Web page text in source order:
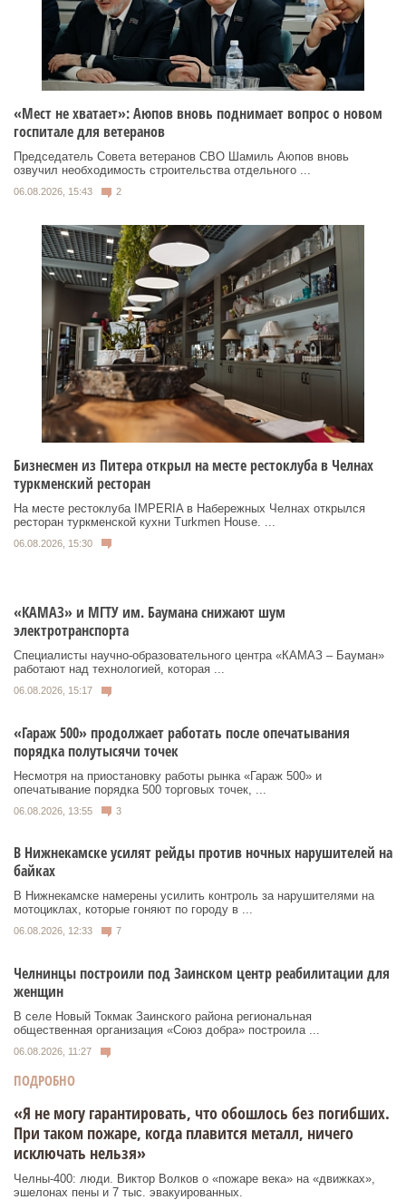
«Мест не хватает»: Аюпов вновь поднимает вопрос о новом
госпитале для ветеранов
Председатель Совета ветеранов СВО Шамиль Аюпов вновь
озвучил необходимость строительства отдельного ...
06.08.2026, 15:43 2
Бизнесмен из Питера открыл на месте рестоклуба в Челнах
туркменский ресторан
На месте рестоклуба IMPERIA в Набережных Челнах открылся
ресторан туркменской кухни Turkmen House. ...
06.08.2026, 15:30
«КАМАЗ» и МГТУ им. Баумана снижают шум
электротранспорта
Специалисты научно-образовательного центра «КАМАЗ – Бауман»
работают над технологией, которая ...
06.08.2026, 15:17
«Гараж 500» продолжает работать после опечатывания
порядка полутысячи точек
Несмотря на приостановку работы рынка «Гараж 500» и
опечатывание порядка 500 торговых точек, ...
06.08.2026, 13:55 3
В Нижнекамске усилят рейды против ночных нарушителей на
байках
В Нижнекамске намерены усилить контроль за нарушителями на
мотоциклах, которые гоняют по городу в ...
06.08.2026, 12:33 7
Челнинцы построили под Заинском центр реабилитации для
женщин
В селе Новый Токмак Заинского района региональная
общественная организация «Союз добра» построила ...
06.08.2026, 11:27
ПОДРОБНО
«Я не могу гарантировать, что обошлось без погибших.
При таком пожаре, когда плавится металл, ничего
исключать нельзя»
Челны-400: люди. Виктор Волков о «пожаре века» на «движках»,
эшелонах пены и 7 тыс. эвакуированных.